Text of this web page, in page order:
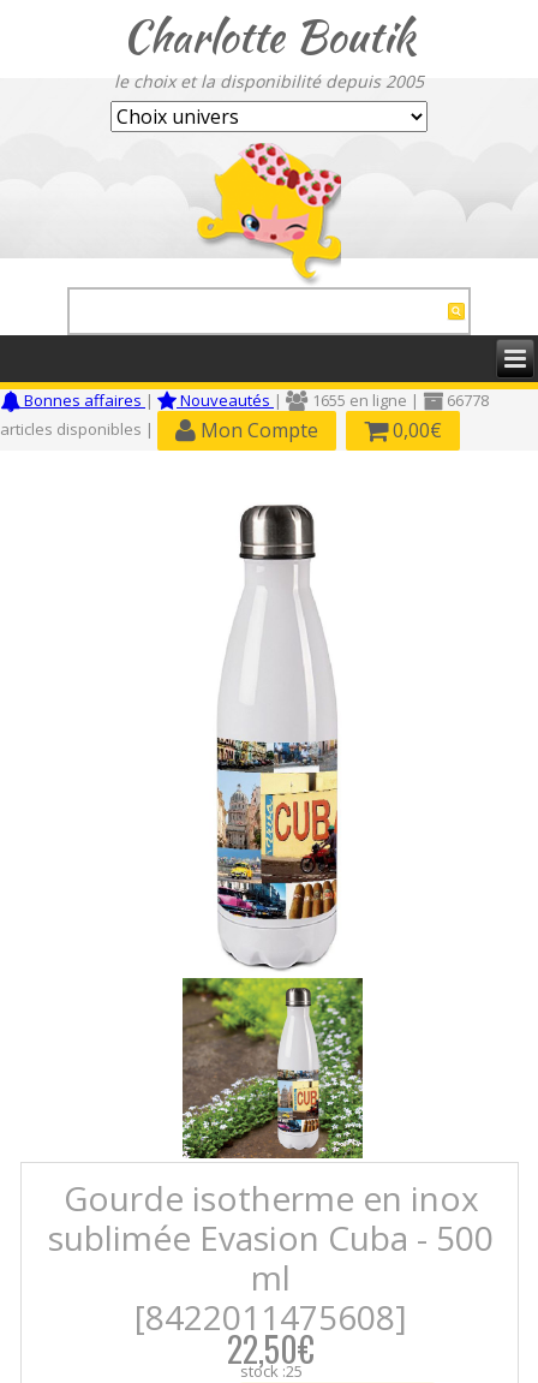
Charlotte Boutik
le choix et la disponibilité depuis 2005
Bonnes affaires | Nouveautés | 1655 en ligne |
66778
articles disponibles |
Mon Compte 0,00€
Gourde isotherme en inox
sublimée Evasion Cuba - 500
ml
[8422011475608]
22,50€
stock :25